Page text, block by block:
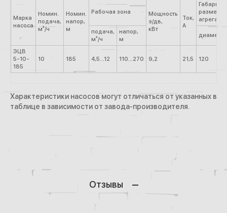
Марка
насоса
Номин.
подача,
м³/ч
Номин.
напор,
м
Рабочая зона
Мощность
э/дв,
кВт
Ток,
А
размеры
подача,
м³/ч
напор,
м
диаметр
ЭЦВ
5-10-
185
10 185 4,5...12 110...270 9,2 21,5 120
Характеристики насосов могут отличаться от указанных в
таблице в зависимости от завода-производителя.
Отзывы